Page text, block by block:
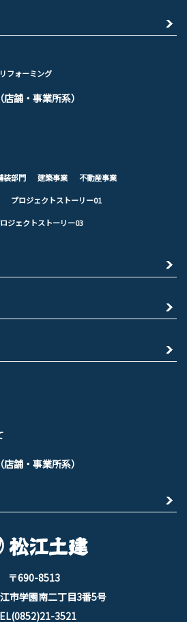
フォーミング
舗・事業所系）
装部門 建築事業 不動産事業
プロジェクトストーリー01
ジェクトストーリー03
舗・事業所系）
〒690-8513
市学園南二丁目3番5号
3521